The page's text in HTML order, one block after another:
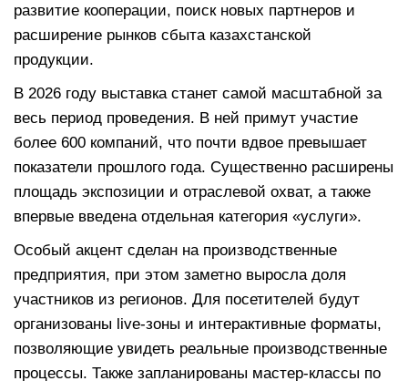
развитие кооперации, поиск новых партнеров и
расширение рынков сбыта казахстанской
продукции.
В 2026 году выставка станет самой масштабной за
весь период проведения. В ней примут участие
более 600 компаний, что почти вдвое превышает
показатели прошлого года. Существенно расширены
площадь экспозиции и отраслевой охват, а также
впервые введена отдельная категория «услуги».
Особый акцент сделан на производственные
предприятия, при этом заметно выросла доля
участников из регионов. Для посетителей будут
организованы live-зоны и интерактивные форматы,
позволяющие увидеть реальные производственные
процессы. Также запланированы мастер-классы по